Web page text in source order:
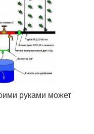
руками может